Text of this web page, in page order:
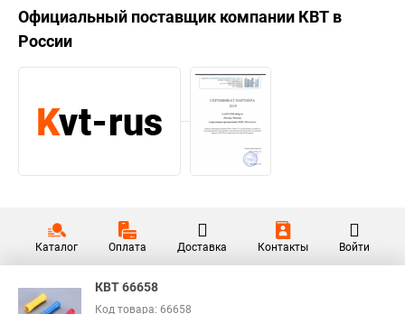
Официальный поставщик компании КВТ в
России
Каталог Оплата Доставка Контакты Войти
КВТ 66658
Код товара: 66658